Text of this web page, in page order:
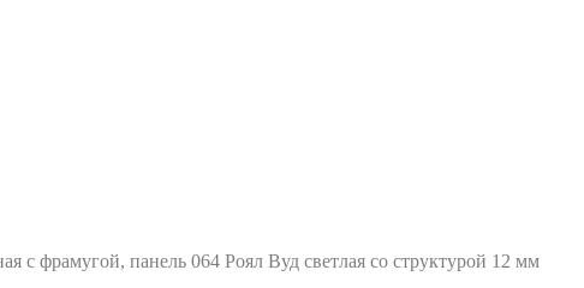
с фрамугой, панель 064 Роял Вуд светлая со структурой 12 мм